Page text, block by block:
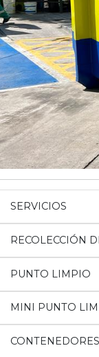
SERVICIOS
RECOLECCIÓN
PUNTO LIMPIO
MINI PUNTO